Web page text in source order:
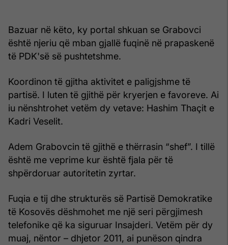
Bazuar në këto, ky portal shkuan se Grabovci
është njeriu që mban gjallë fuqinë në prapaskenë
të PDK'së së pushtetshme.
Koordinon të gjitha aktivitet e paligjshme të
partisë. I luten të gjithë për kryerjen e favoreve. Ai
iu nënshtrohet vetëm dy vetave: Hashim Thaçit e
Kadri Veselit.
Adem Grabovcin të gjithë e thërrasin “shef”. I tillë
është me veprime kur është fjala për të
shpërdoruar autoritetin zyrtar.
Fuqia e tij dhe strukturës së Partisë Demokratike
të Kosovës dëshmohet me një seri përgjimesh
telefonike që ka siguruar Insajderi. Vetëm për dy
muaj, nëntor – dhjetor 2011, ai punëson qindra